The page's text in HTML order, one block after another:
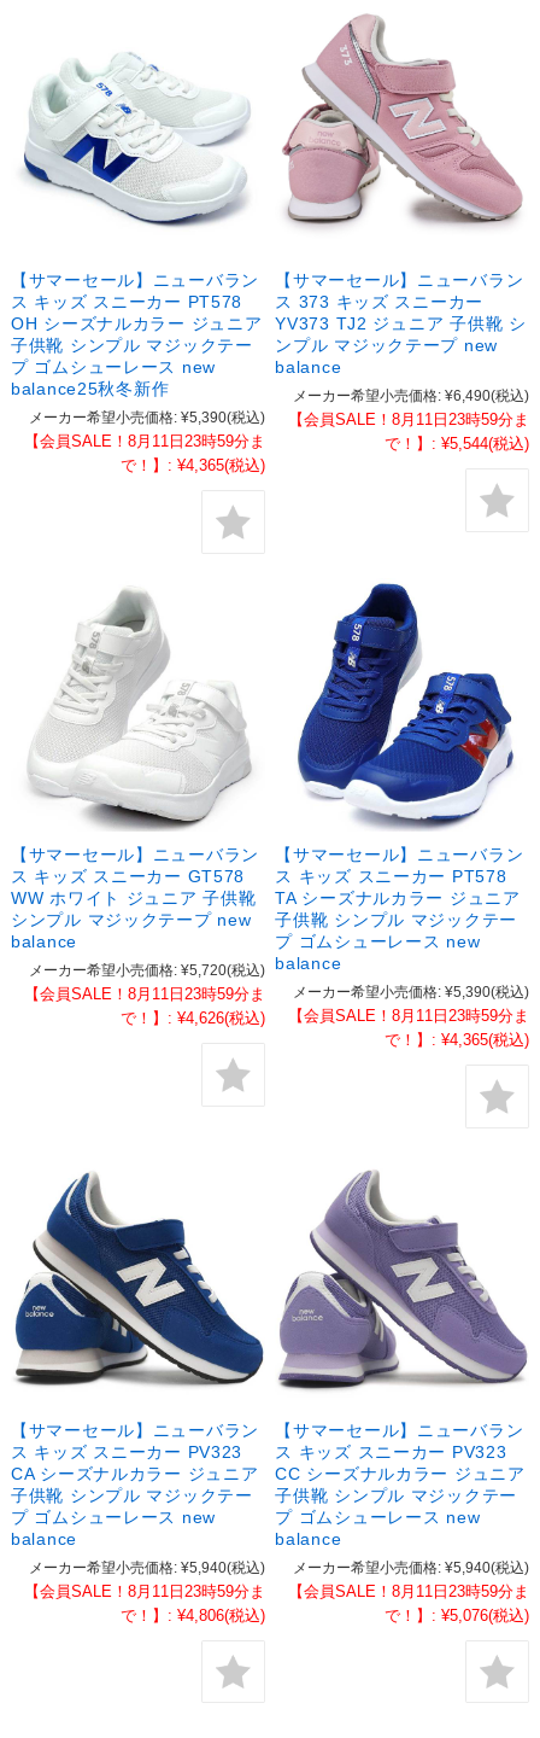
【サマーセール】ニューバラン
ス キッズ スニーカー PT578
OH シーズナルカラー ジュニア
子供靴 シンプル マジックテー
プ ゴムシューレース new
balance25秋冬新作
メーカー希望小売価格: ¥5,390(税込)
【会員SALE！8月11日23時59分ま
で！】: ¥4,365(税込)
【サマーセール】ニューバラン
ス 373 キッズ スニーカー
YV373 TJ2 ジュニア 子供靴 シ
ンプル マジックテープ new
balance
メーカー希望小売価格: ¥6,490(税込)
【会員SALE！8月11日23時59分ま
で！】: ¥5,544(税込)
【サマーセール】ニューバラン
ス キッズ スニーカー GT578
WW ホワイト ジュニア 子供靴
シンプル マジックテープ new
balance
メーカー希望小売価格: ¥5,720(税込)
【会員SALE！8月11日23時59分ま
で！】: ¥4,626(税込)
【サマーセール】ニューバラン
ス キッズ スニーカー PT578
TA シーズナルカラー ジュニア
子供靴 シンプル マジックテー
プ ゴムシューレース new
balance
メーカー希望小売価格: ¥5,390(税込)
【会員SALE！8月11日23時59分ま
で！】: ¥4,365(税込)
【サマーセール】ニューバラン
ス キッズ スニーカー PV323
CA シーズナルカラー ジュニア
子供靴 シンプル マジックテー
プ ゴムシューレース new
balance
メーカー希望小売価格: ¥5,940(税込)
【会員SALE！8月11日23時59分ま
で！】: ¥4,806(税込)
【サマーセール】ニューバラン
ス キッズ スニーカー PV323
CC シーズナルカラー ジュニア
子供靴 シンプル マジックテー
プ ゴムシューレース new
balance
メーカー希望小売価格: ¥5,940(税込)
【会員SALE！8月11日23時59分ま
で！】: ¥5,076(税込)